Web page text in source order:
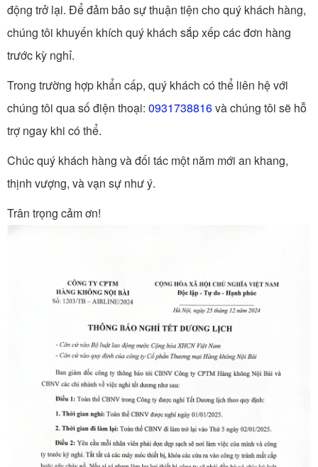
động trở lại. Để đảm bảo sự thuận tiện cho quý khách hàng,
chúng tôi khuyến khích quý khách sắp xếp các đơn hàng
trước kỳ nghỉ.
Trong trường hợp khẩn cấp, quý khách có thể liên hệ với
chúng tôi qua số điện thoại: 0931738816và chúng tôi sẽ hỗ
trợ ngay khi có thể.
Chúc quý khách hàng và đối tác một năm mới an khang,
thịnh vượng, và vạn sự như ý.
Trân trọng cảm ơn!